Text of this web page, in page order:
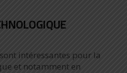
intéressantes pour la
et notamment en